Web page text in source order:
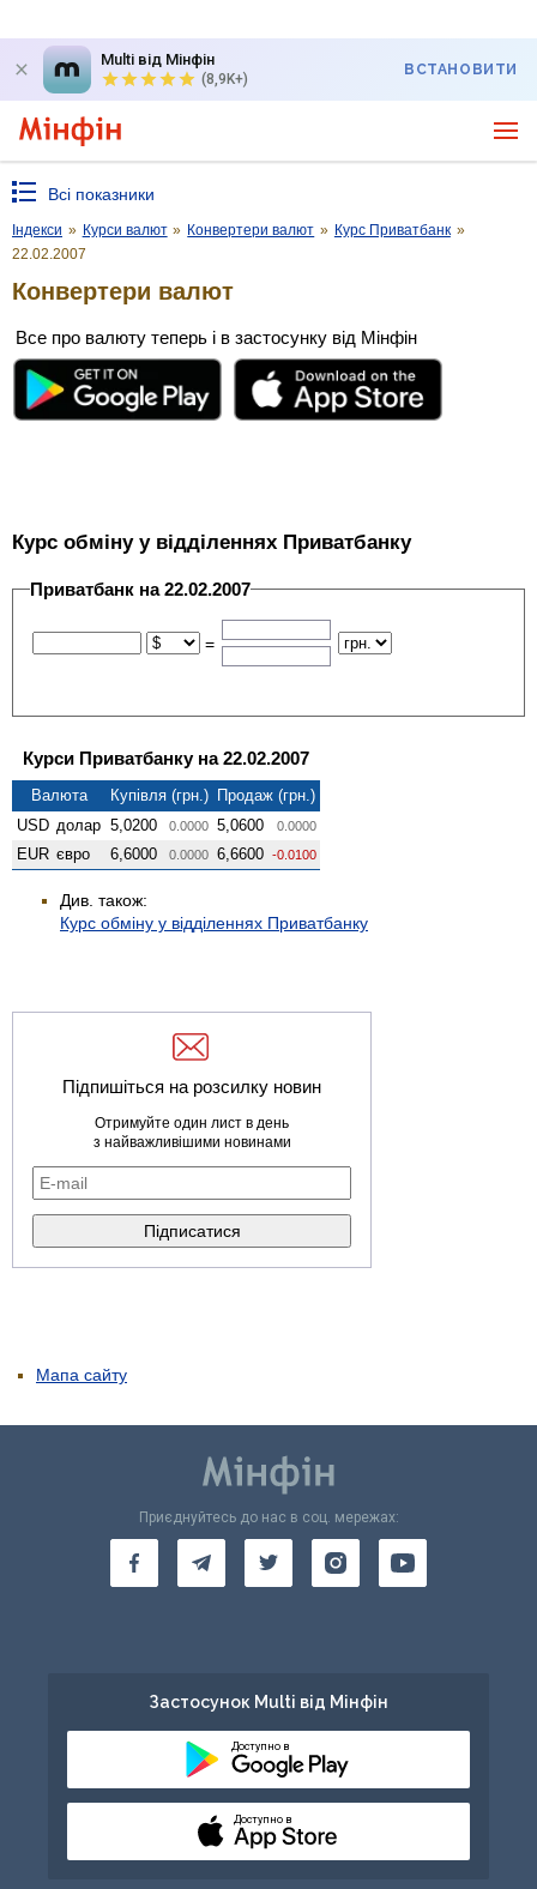
Multi від Мінфін
(8,9K+)
ВСТАНОВИТИ
Всі показники
Індекси » Курси валют » Конвертери валют » Курс Приватбанк »
22.02.2007
Конвертери валют
Все про валюту теперь і в застосунку від Мінфін
Курс обміну у відділеннях Приватбанку
Приватбанк на 22.02.2007
=
Курси Приватбанку на 22.02.2007
Валюта Купівля (грн.) Продаж (грн.)
USD долар 5,0200 0.0000 5,0600 0.0000
EUR євро 6,6000 0.0000 6,6600 -0.0100
Див. також:
Курс обміну у відділеннях Приватбанку
Підпишіться на розсилку новин
Отримуйте один лист в день
з найважливішими новинами
Мапа сайту
Приєднуйтесь до нас в соц. мережах:
Застосунок Multi від Мінфін
Доступно в
Доступно в